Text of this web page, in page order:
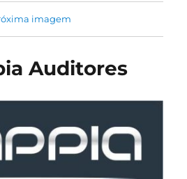
imagem
Auditores